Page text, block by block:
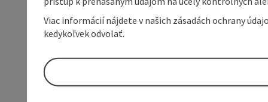
Viac informácií nájdete v našich zásadách ochrany
kedykoľvek odvolať.